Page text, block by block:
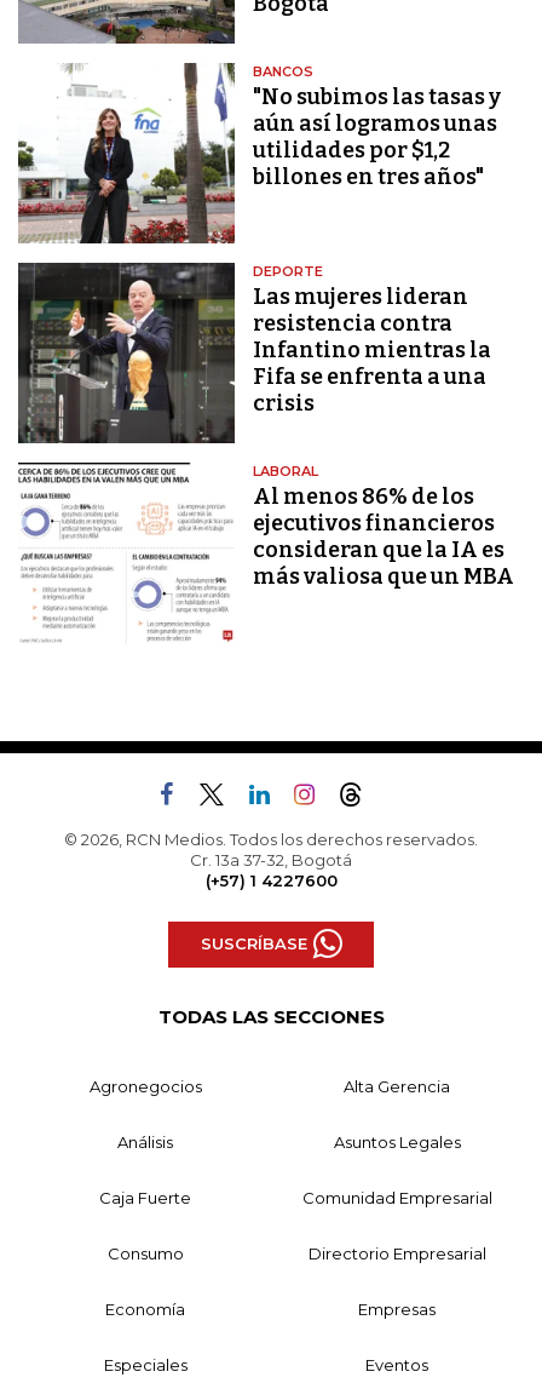
BANCOS
"No subimos las tasas y
aún así logramos unas
utilidades por $1,2
billones en tres años"
DEPORTE
Las mujeres lideran
resistencia contra
Infantino mientras la
Fifa se enfrenta a una
crisis
LABORAL
Al menos 86% de los
ejecutivos financieros
consideran que la IA es
más valiosa que un MBA
© 2026, RCN Medios. Todos los derechos reservados.
Cr. 13a 37-32, Bogotá
(+57) 1 4227600
SUSCRÍBASE
TODAS LAS SECCIONES
Agronegocios Alta Gerencia
Análisis Asuntos Legales
Caja Fuerte Comunidad Empresarial
Consumo Directorio Empresarial
Economía Empresas
Especiales Eventos